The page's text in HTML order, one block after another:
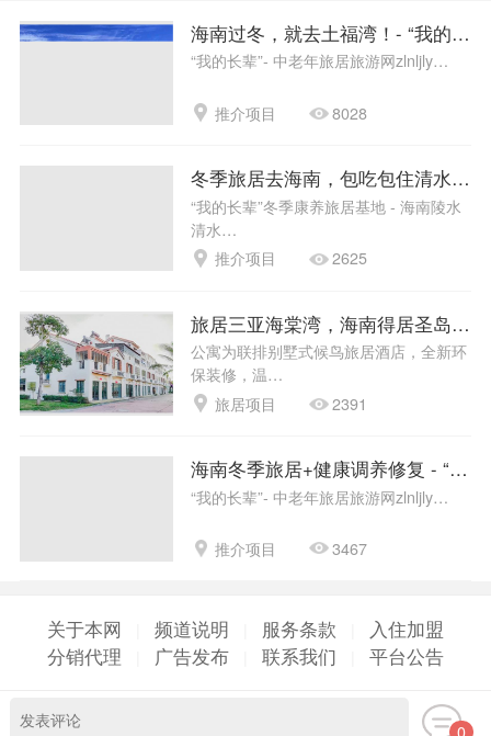
海南过冬，就去土福湾！- “我的长
“我的长辈”- 中老年旅居旅游网zlnljly…
推介项目 8028
冬季旅居去海南，包吃包住清水湾
“我的长辈”冬季康养旅居基地 - 海南陵水
清水…
推介项目
2625
旅居三亚海棠湾，海南得居圣岛候
公寓为联排别墅式候鸟旅居酒店，全新环
保装修，温…
旅居项目
2391
海南冬季旅居+健康调养修复 - “我
“我的长辈”- 中老年旅居旅游网zlnljly…
推介项目 3467
关于本网 频道说明 服务条款
入住加盟
分销代理
广告发布 联系我们 平台公告
0